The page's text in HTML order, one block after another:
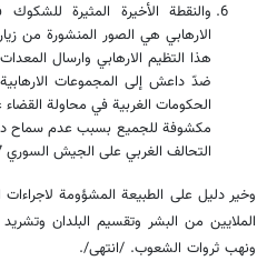
والنقطة الأخيرة المثيرة
الارهابي هي الصور المنشورة من
هذا التظيم الارهابي وارسال
ضدّ داعش إلى المجموعات الارهابية
الحكومات الغربية في محاولة
مكشوفة للجميع بسبب عدم سماح
التحالف الغربي على الجيش السوري 7 ديسمبر الحالي.
وخير دليل على الطبيعة المشؤومة
الملايين من البشر وتقسيم البلدان
ونهب ثروات الشعوب. /انتهى/.